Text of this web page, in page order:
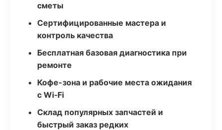
сметы
Сертифицированные мастера и
контроль качества
Бесплатная базовая диагностика при
ремонте
Кофе-зона и рабочие места ожидания
с Wi‑Fi
Склад популярных запчастей и
быстрый заказ редких